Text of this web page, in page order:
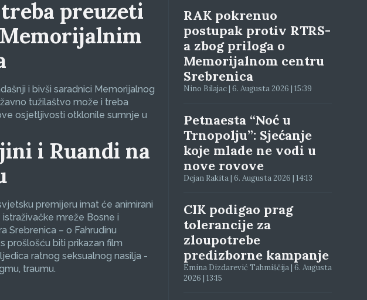
preuzeti
i bivši saradnici Memorijalnog
tužilaštvo može i treba
osjetljivosti otklonile sumnje u
i Ruandi na
premijeru imat će animirani
istraživačke mreže Bosne i
Srebrenica – o Fahrudinu
prošlošću biti prikazan film
ratnog seksualnog nasilja -
traumu.
RAK pokrenuo
postupak protiv RTRS-
a zbog priloga o
Memorijalnom centru
Srebrenica
Nino Bilajac | 6. Augusta 2026 | 15:39
Petnaesta “Noć u
Trnopolju”: Sjećanje
koje mlade ne vodi u
nove rovove
Dejan Rakita | 6. Augusta 2026 | 14:13
CIK podigao prag
tolerancije za
zloupotrebe
predizborne kampanje
Emina Dizdarević Tahmiščija | 6. Augusta
2026 | 13:15